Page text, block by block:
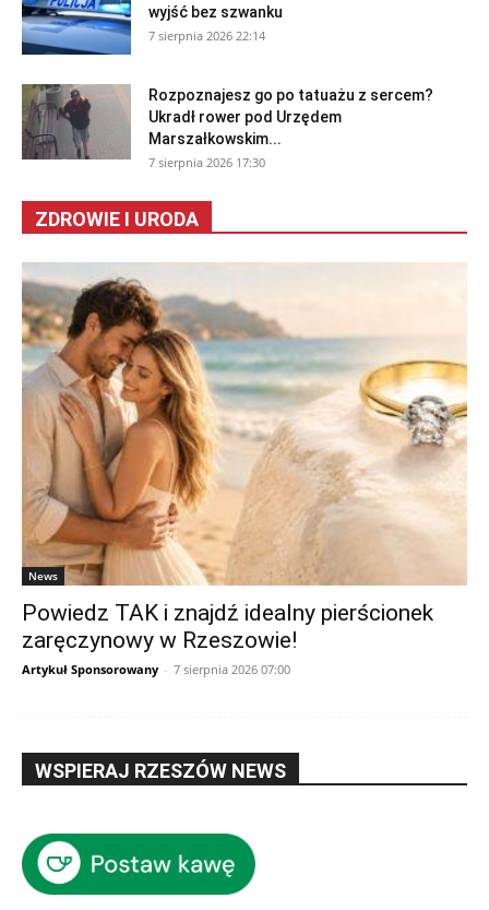
wyjść bez szwanku
7 sierpnia 2026 22:14
Rozpoznajesz go po tatuażu z sercem?
Ukradł rower pod Urzędem
Marszałkowskim...
7 sierpnia 2026 17:30
ZDROWIE I URODA
News
Powiedz TAK i znajdź idealny pierścionek
zaręczynowy w Rzeszowie!
Artykuł Sponsorowany - 7 sierpnia 2026 07:00
WSPIERAJ RZESZÓW NEWS